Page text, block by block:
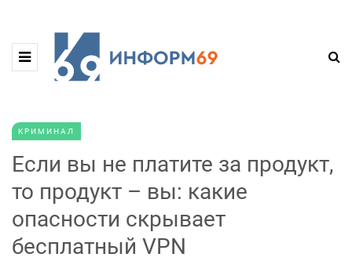
КРИМИНАЛ
Если вы не платите за продукт,
то продукт – вы: какие
опасности скрывает
бесплатный VPN